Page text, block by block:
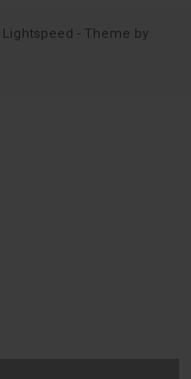
Lightspeed - Theme by